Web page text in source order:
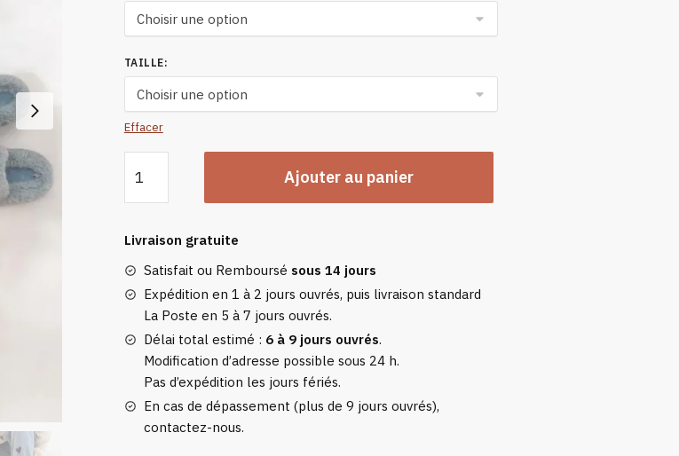
TAILLE:
Effacer
de
Chaussons
Femme
Fourrés
Ajouter au panier
Livraison gratuite
Satisfait ou Remboursé sous 14 jours
Expédition en 1 à 2 jours ouvrés, puis livraison standard
La Poste en 5 à 7 jours ouvrés.
Délai total estimé : 6 à 9 jours ouvrés.
Modification d’adresse possible sous 24 h.
Pas d’expédition les jours fériés.
En cas de dépassement (plus de 9 jours ouvrés),
contactez-nous.